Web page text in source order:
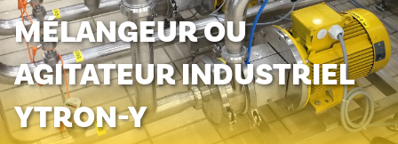
MÉLANGEUR OU
AGITATEUR INDUSTRIEL
YTRON-Y